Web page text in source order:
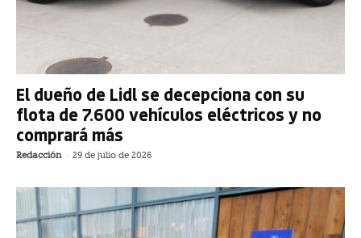
El dueño de Lidl se decepciona con su
flota de 7.600 vehículos eléctricos y no
comprará más
Redacción - 29 de julio de 2026